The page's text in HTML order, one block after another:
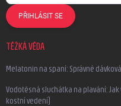
PŘIHLÁSIT SE
TĚŽKÁ VĚDA
Melatonin na spaní: Správné
Vodotěsná sluchátka na plavání:
kostní vedení)